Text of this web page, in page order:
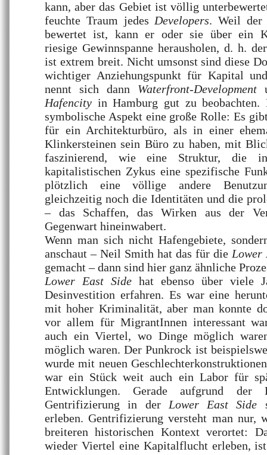
kann, aber das Gebiet ist völlig
feuchte Traum jedes Developers. Weil der
bewertet ist, kann er oder sie über ein
riesige Gewinnspanne herausholen, d. h.
ist extrem breit. Nicht umsonst sind diese
wichtiger Anziehungspunkt für Kapital
nennt sich dann Waterfront-Development
Hafencity in Hamburg gut zu
symbolische Aspekt eine große Rolle: Es
für ein Architekturbüro, als in einer
Klinkersteinen sein Büro zu haben, mit
faszinierend, wie eine Struktur, die
kapitalistischen Zykus eine spezifische
plötzlich eine völlige andere
gleichzeitig noch die Identitäten und die
– das Schaffen, das Wirken aus der
Gegenwart hineinwabert.
Wenn man sich nicht Hafengebiete,
anschaut – Neil Smith hat das für die Lower
gemacht – dann sind hier ganz ähnliche
Lower East Side hat ebenso über viele
Desinvestition erfahren. Es war eine
mit hoher Kriminalität, aber man konnte
vor allem für MigrantInnen interessant
auch ein Viertel, wo Dinge möglich
möglich waren. Der Punkrock ist
wurde mit neuen
war ein Stück weit auch ein Labor für
Entwicklungen. Gerade aufgrund der
Gentrifizierung in der Lower East Side
erleben. Gentrifizierung versteht man nur,
breiteren historischen Kontext verortet:
wieder Viertel eine Kapitalflucht erleben,